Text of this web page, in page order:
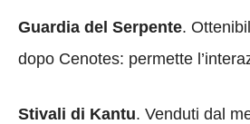
Guardia del Serpente.
dopo Cenotes: permette
Stivali di Kantu. Venduti dal